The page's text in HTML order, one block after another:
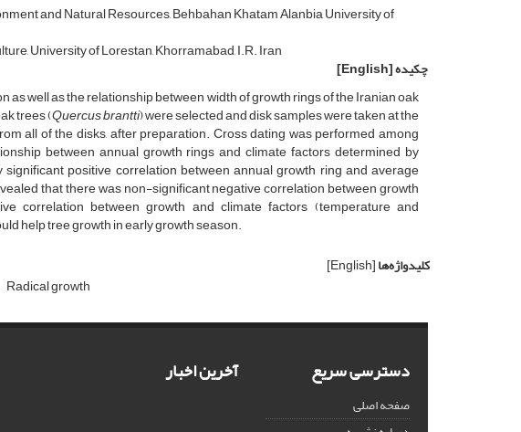
and Natural Resources, Behbahan Khatam Alanbia University of
University of Lorestan, Khorramabad, I.R. Iran
چکیده[English]
well as the relationship between width of growth rings of the Iranian oak
trees (Quercus brantti) were selected and disk samples were taken at the
all of the disks, after preparation. Cross dating was performed among
between annual growth rings and climate factors determined by
positive correlation between annual growth ring and average
that there was non-significant negative correlation between growth
correlation between growth and climate factors (temperature and
help tree growth in early growth season.
کلیدواژه‌ها[English]
Radical growth
دسترسی سریع
صفحه اصلی
آخرین اخبار